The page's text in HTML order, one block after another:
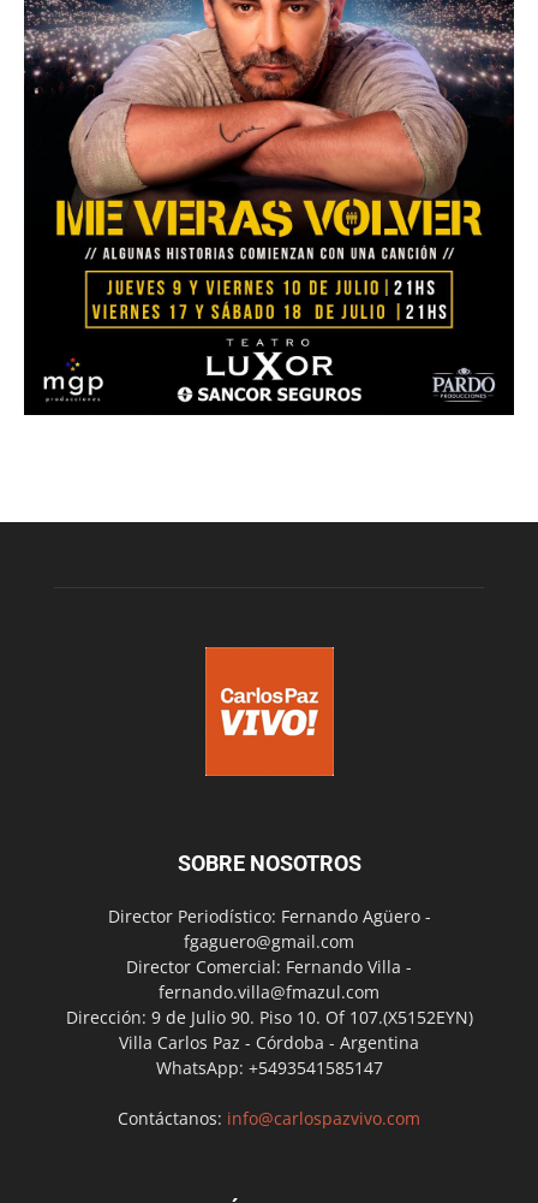
SOBRE NOSOTROS
Director Periodístico: Fernando Agüero -
fgaguero@gmail.com
Director Comercial: Fernando Villa -
fernando.villa@fmazul.com
Dirección: 9 de Julio 90. Piso 10. Of 107.(X5152EYN)
Villa Carlos Paz - Córdoba - Argentina
WhatsApp: +5493541585147
Contáctanos: info@carlospazvivo.com